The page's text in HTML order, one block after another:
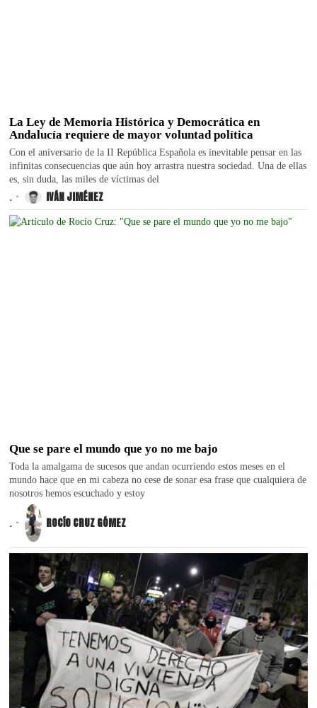
La Ley de Memoria Histórica y Democrática en
Andalucía requiere de mayor voluntad política
Con el aniversario de la II República Española es inevitable pensar en las
infinitas consecuencias que aún hoy arrastra nuestra sociedad. Una de ellas
es, sin duda, las miles de víctimas del
. IVÁN JIMÉNEZ
Que se pare el mundo que yo no me bajo
Toda la amalgama de sucesos que andan ocurriendo estos meses en el
mundo hace que en mi cabeza no cese de sonar esa frase que cualquiera de
nosotros hemos escuchado y estoy
. ROCÍO CRUZ GÓMEZ